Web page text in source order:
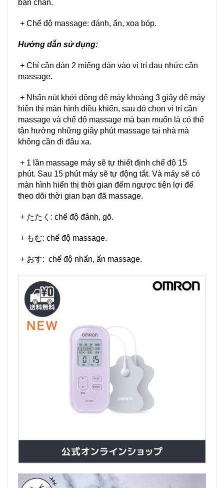
bàn chân.
+ Chế độ massage: đánh, ấn, xoa bóp.
Hướng dẫn sử dụng:
+ Chỉ cần dán 2 miếng dán vào vị trí đau nhức cần
massage.
+ Nhấn nút khởi động để máy khoảng 3 giây để máy
hiện thị màn hình điều khiển, sau đó chọn vị trí cần
massage và chế độ massage mà bạn muốn là có thể
tận hưởng những giây phút massage tại nhà mà
không cần đi đâu xa.
+ 1 lần massage máy sẽ tự thiết định chế độ 15
phút. Sau 15 phút máy sẽ tự động tắt. Và máy sẽ có
màn hình hiển thị thời gian đếm ngược tiện lợi để
theo dõi thời gian bạn đã massage.
+ たたく: chế độ đánh, gõ.
+ もむ: chế độ massage.
+ おす: chế độ nhấn, ấn massage.